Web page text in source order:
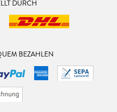
DURCH
BEZAHLEN